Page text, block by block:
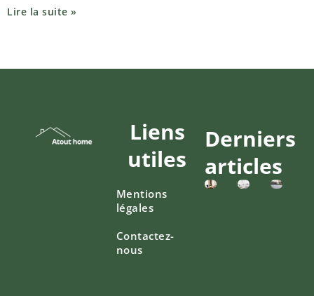
Lire la suite »
Liens
utiles
Mentions
légales
Contactez-
nous
Derniers
articles